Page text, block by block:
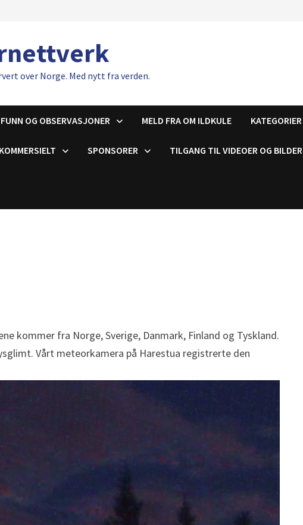
over Norge. Med nytt fra verden.
FUNN OG OBSERVASJONER MELD FRA OM ILDKULE KATEGORIER
KOMMERSIELT SPONSORER TILGANG TIL VIDEOER OG BILDER
kommer fra Norge, Sverige, Danmark, Finland og Tyskland.
Vårt meteorkamera på Harestua registrerte den